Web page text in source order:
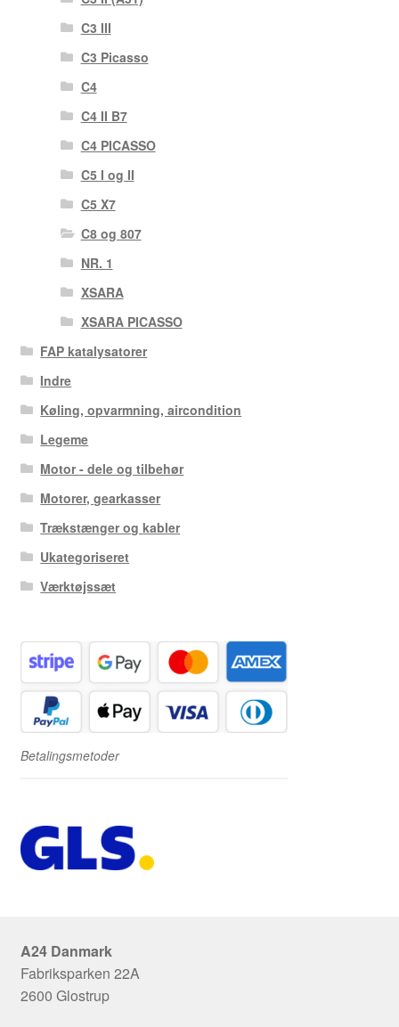
C3 III
C3 Picasso
C4
C4 II B7
C4 PICASSO
C5 I og II
C5 X7
C8 og 807
NR. 1
XSARA
XSARA PICASSO
FAP katalysatorer
Indre
Køling, opvarmning, aircondition
Legeme
Motor - dele og tilbehør
Motorer, gearkasser
Trækstænger og kabler
Ukategoriseret
Værktøjssæt
Betalingsmetoder
A24 Danmark
Fabriksparken 22A
2600 Glostrup